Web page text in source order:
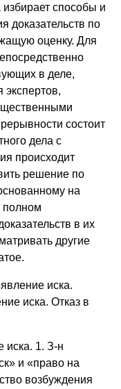
способы и
доказательств по
оценку. Для
в деле,
экспертов,
состоит
дела с
происходит
решение по
на
полном
в их
другие
иска.
иска. Отказ в
иска. 1. З-н
и «право на
возбуждения